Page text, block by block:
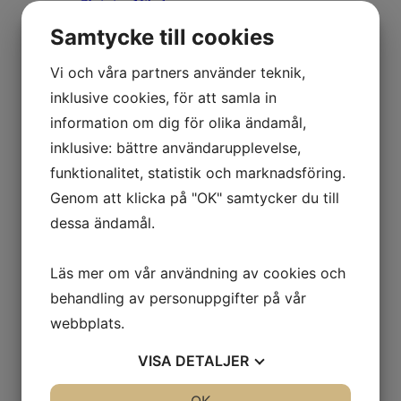
Christine Nikol
Britta Noresten
Eva Olofsson
Ulla Ohlson
Emil Olsson
Johan Palmborg
Sirje Papp
Johan Patricny
Ania Pauser
Mikael Persbrandt
Stefan MÅS Persson
Puppet Daniel Blomqvist
Madeleine Pyk
Paul Quant
Peter Reuterberg
Carl Fredrik Reuterswärd
Lisa Rinnevuo
Orion Righard
Roger Risberg
Pedro Rodriguez Garrido
Samtycke till cookies
Vi och våra partners använder teknik,
inklusive cookies, för att samla in
information om dig för olika ändamål,
inklusive: bättre användarupplevelse,
funktionalitet, statistik och marknadsföring.
Genom att klicka på "OK" samtycker du till
dessa ändamål.
Läs mer om vår användning av cookies och
behandling av personuppgifter på vår
webbplats.
VISA DETALJER